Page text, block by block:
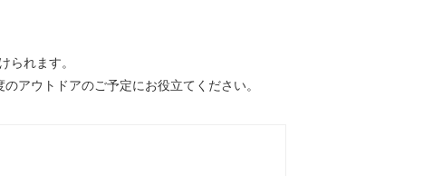
られます。
アウトドアのご予定にお役立てください。